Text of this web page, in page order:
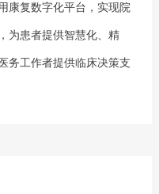
康复数字化平台，实现院
为患者提供智慧化、精
务工作者提供临床决策支